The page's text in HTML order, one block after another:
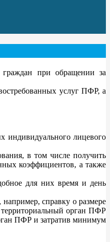
при обращении за
услуг ПФР, а
индивидуального лицевого
в том числе получить
коэффициентов, а также
для них время и день
например, справку о размере
территориальный орган ПФР
ПФР и затратив минимум